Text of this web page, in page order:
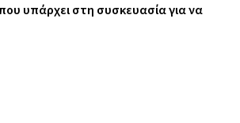
υπάρχει στη συσκευασία για να